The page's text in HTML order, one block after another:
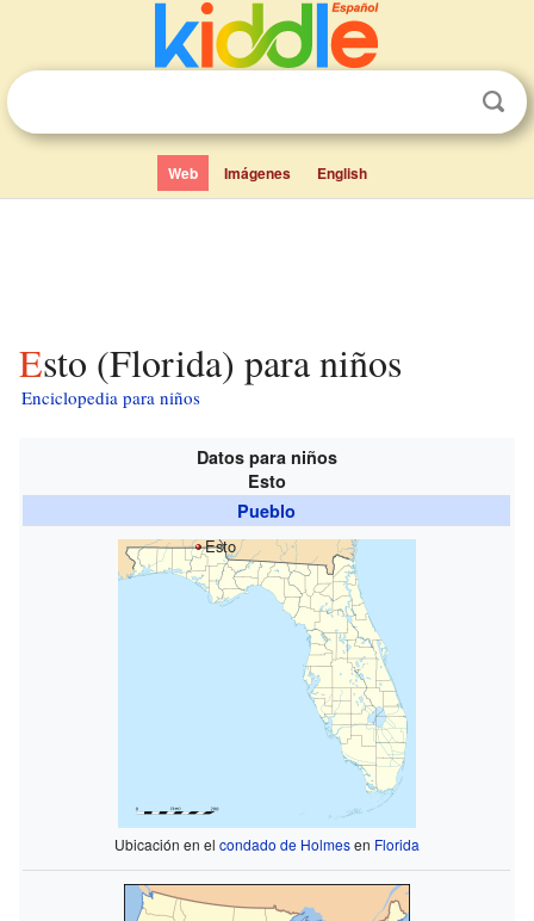
Web Imágenes English
Esto (Florida) para niños
Enciclopedia para niños
Datos para niños
Esto
Pueblo
Esto
Ubicación en el condado de Holmesen Florida